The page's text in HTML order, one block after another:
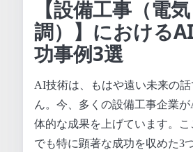
【設備工事（電
調）】における
功事例3選
AI技術は、もはや遠い未来の
ん。今、多くの設備工事企業
体的な成果を上げています。こ
でも特に顕著な成功を収めた3